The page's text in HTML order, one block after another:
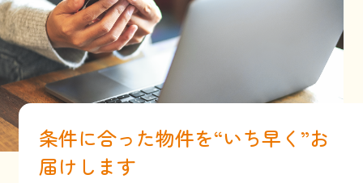
条件に合った物件を“いち早く”お
届けします